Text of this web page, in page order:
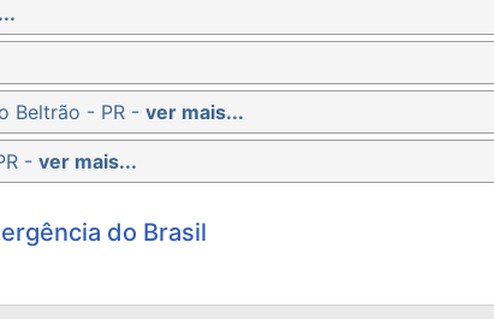
Beltrão - PR - ver mais...
- ver mais...
do Brasil